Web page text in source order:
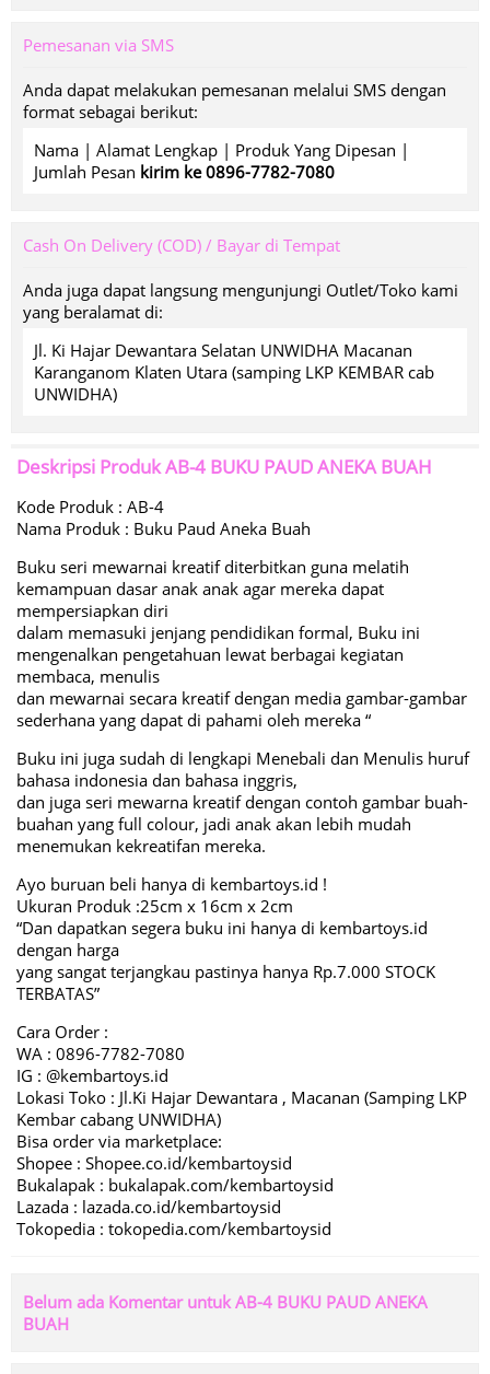
Pemesanan via SMS
Anda dapat melakukan pemesanan melalui SMS dengan
format sebagai berikut:
Nama | Alamat Lengkap | Produk Yang Dipesan |
Jumlah Pesan kirim ke 0896-7782-7080
Cash On Delivery (COD) / Bayar di Tempat
Anda juga dapat langsung mengunjungi Outlet/Toko kami
yang beralamat di:
Jl. Ki Hajar Dewantara Selatan UNWIDHA Macanan
Karanganom Klaten Utara (samping LKP KEMBAR cab
UNWIDHA)
Deskripsi ProdukAB-4 BUKU PAUD ANEKA BUAH
Kode Produk : AB-4
Nama Produk : Buku Paud Aneka Buah
Buku seri mewarnai kreatif diterbitkan guna melatih
kemampuan dasar anak anak agar mereka dapat
mempersiapkan diri
dalam memasuki jenjang pendidikan formal, Buku ini
mengenalkan pengetahuan lewat berbagai kegiatan
membaca, menulis
dan mewarnai secara kreatif dengan media gambar-gambar
sederhana yang dapat di pahami oleh mereka “
Buku ini juga sudah di lengkapi Menebali dan Menulis huruf
bahasa indonesia dan bahasa inggris,
dan juga seri mewarna kreatif dengan contoh gambar buah-
buahan yang full colour, jadi anak akan lebih mudah
menemukan kekreatifan mereka.
Ayo buruan beli hanya di kembartoys.id !
Ukuran Produk :25cm x 16cm x 2cm
“Dan dapatkan segera buku ini hanya di kembartoys.id
dengan harga
yang sangat terjangkau pastinya hanya Rp.7.000 STOCK
TERBATAS”
Cara Order :
WA : 0896-7782-7080
IG : @kembartoys.id
Lokasi Toko : Jl.Ki Hajar Dewantara , Macanan (Samping LKP
Kembar cabang UNWIDHA)
Bisa order via marketplace:
Shopee : Shopee.co.id/kembartoysid
Bukalapak : bukalapak.com/kembartoysid
Lazada : lazada.co.id/kembartoysid
Tokopedia : tokopedia.com/kembartoysid
Belum ada Komentar untuk AB-4 BUKU PAUD ANEKA
BUAH